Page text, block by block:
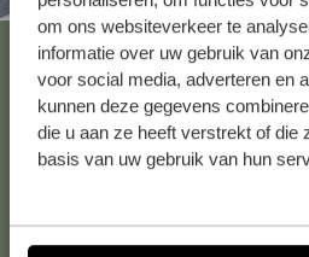
om ons websiteverkeer te
informatie over uw gebruik van
voor social media, adverteren en
kunnen deze gegevens
die u aan ze heeft verstrekt of die
basis van uw gebruik van hun
Voir les 62 magasins
Service
veuillez contacter notre service